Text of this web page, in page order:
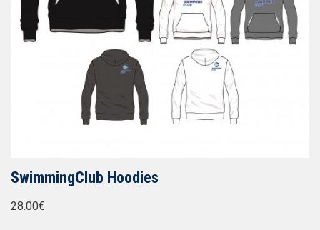
SwimmingClub Hoodies
28.00€